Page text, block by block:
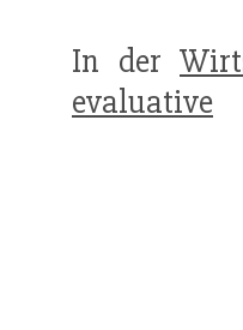
In der
evaluative